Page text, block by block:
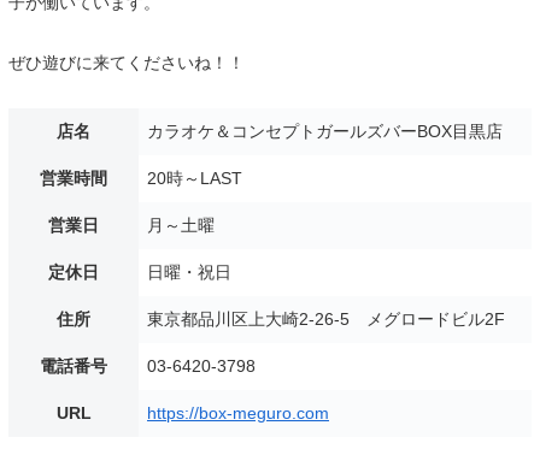
ぜひ遊びに来てくださいね！！
店名 カラオケ＆コンセプトガールズバーBOX目黒店
営業時間 20時～LAST
営業日 月～土曜
定休日 日曜・祝日
住所 東京都品川区上大崎2-26-5 メグロードビル2F
電話番号 03-6420-3798
URL https://box-meguro.com